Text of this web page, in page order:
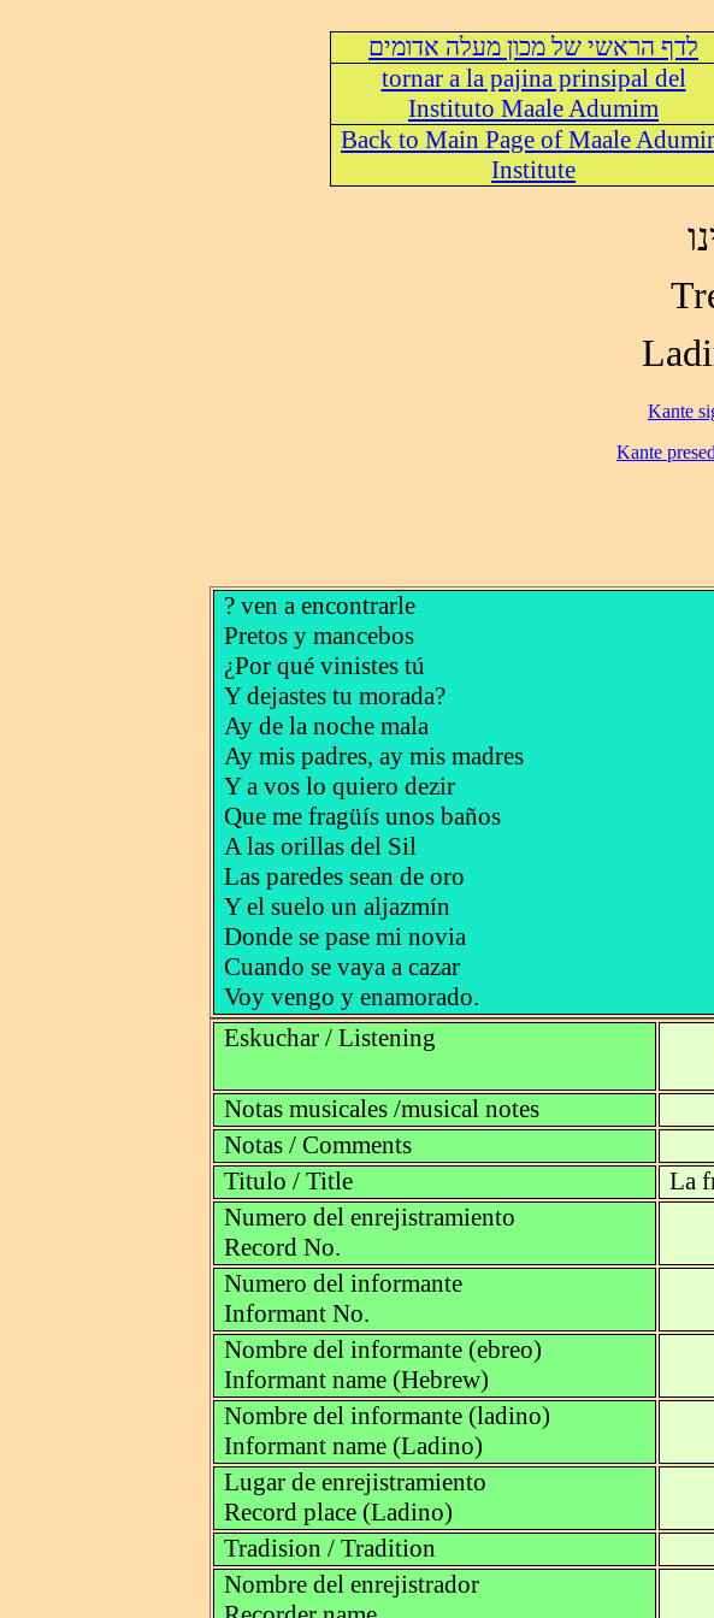
לדף הראשי של מכון מעלה אדומים
tornar a la pajina prinsipal del
Instituto Maale Adumim
Back to Main Page of Maale
Institute
? ven a encontrarle
Pretos y mancebos
¿Por qué vinistes tú
Y dejastes tu morada?
Ay de la noche mala
Ay mis padres, ay mis madres
Y a vos lo quiero dezir
Que me fragüís unos baños
A las orillas del Sil
Las paredes sean de oro
Y el suelo un aljazmín
Donde se pase mi novia
Cuando se vaya a cazar
Voy vengo y enamorado.
Eskuchar / Listening
Notas musicales /musical notes
Notas / Comments
Titulo / Title
La
Numero del enrejistramiento
Record No.
Numero del informante
Informant No.
Nombre del informante (ebreo)
Informant name (Hebrew)
Nombre del informante (ladino)
Informant name (Ladino)
Lugar de enrejistramiento
Record place (Ladino)
Tradision / Tradition
Nombre del enrejistrador